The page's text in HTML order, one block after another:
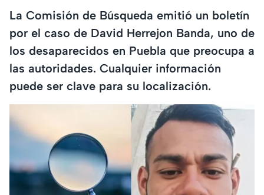
La Comisión de Búsqueda emitió un boletín
por el caso de David Herrejon Banda, uno de
los desaparecidos en Puebla que preocupa a
las autoridades. Cualquier información
puede ser clave para su localización.